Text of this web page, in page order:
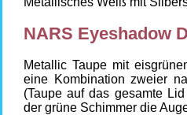
NARS Eyeshadow
Metallic Taupe mit
eine Kombination zweier
(Taupe auf das gesamte
der grüne Schimmer die